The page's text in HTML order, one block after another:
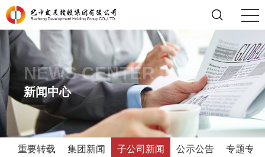
新闻中心
NEWS CENTER
重要转载 集团新闻 子公司新闻 公示公告 专题专栏